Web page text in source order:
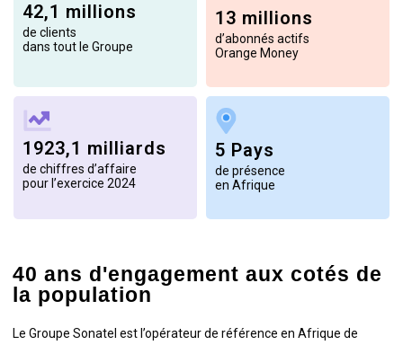
42,1 millions
de clients
dans tout le Groupe
13 millions
d’abonnés actifs
Orange Money
1923,1 milliards
de chiffres d’affaire
pour l’exercice 2024
5 Pays
de présence
en Afrique
40 ans d'engagement aux cotés de
la population
Le Groupe Sonatel est l’opérateur de référence en Afrique de